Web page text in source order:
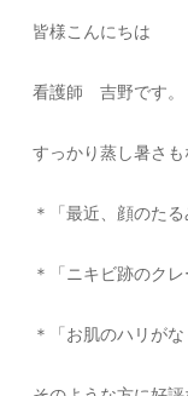
皆様こんにちは
看護師 吉野です。
すっかり蒸し暑さ
＊「最近、顔のた
＊「ニキビ跡のク
＊「お肌のハリが